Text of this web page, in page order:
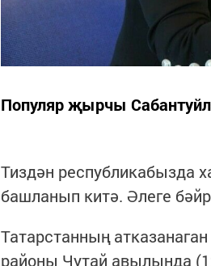
Популяр җырчы
Тиздән республикабызда
башланып китә. Әлеге
Татарстанның
районы Чутай авылында